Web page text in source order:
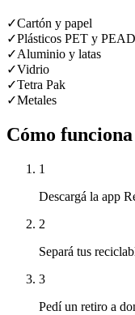
✓Cartón y papel
✓Plásticos PET y PEAD
✓Aluminio y latas
✓Vidrio
✓Tetra Pak
✓Metales
Cómo
1
Descargá la app
2
Separá tus
3
Pedí un retiro a